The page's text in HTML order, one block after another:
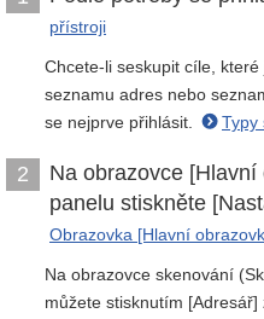
přístroji
Chcete-li seskupit cíle,
seznamu adres nebo
se nejprve přihlásit.
Typy
2
Na obrazovce
panelu stiskněte
Obrazovka [Hlavní
Na obrazovce skenování
můžete stisknutím